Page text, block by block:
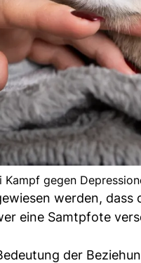
Kampf gegen
werden,
eine Samtpfote
der